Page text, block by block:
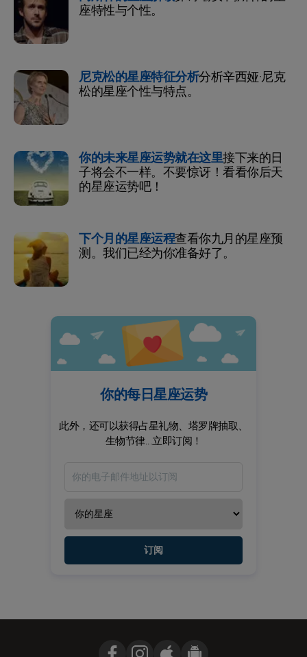
座特性与个性。
尼克松的星座特征分析分析辛西娅·尼克
松的星座个性与特点。
你的未来星座运势就在这里接下来的日
子将会不一样。不要惊讶！看看你后天
的星座运势吧！
下个月的星座运程查看你九月的星座预
测。我们已经为你准备好了。
你的每日星座运势
此外，还可以获得占星礼物、塔罗牌抽取、
生物节律...立即订阅！
订阅